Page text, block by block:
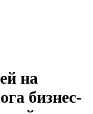
на
бизнес-